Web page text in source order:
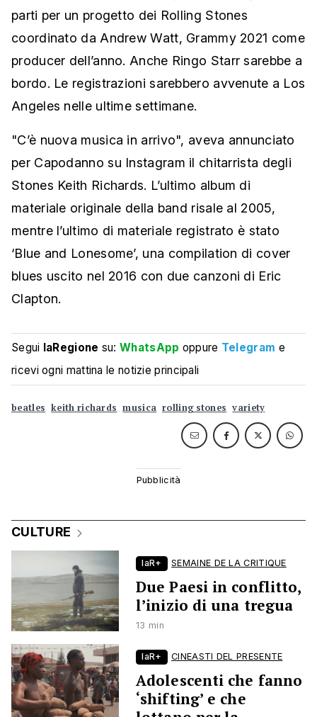
parti per un progetto dei Rolling Stones
coordinato da Andrew Watt, Grammy 2021 come
producer dell’anno. Anche Ringo Starr sarebbe a
bordo. Le registrazioni sarebbero avvenute a Los
Angeles nelle ultime settimane.
"C’è nuova musica in arrivo", aveva annunciato
per Capodanno su Instagram il chitarrista degli
Stones Keith Richards. L’ultimo album di
materiale originale della band risale al 2005,
mentre l’ultimo di materiale registrato è stato
‘Blue and Lonesome’, una compilation di cover
blues uscito nel 2016 con due canzoni di Eric
Clapton.
Segui laRegione su:WhatsApp oppure Telegram e
ricevi ogni mattina le notizie principali
beatles keith richards musica rolling stones variety
CULTURE
laR+ SEMAINE DE LA CRITIQUE
Due Paesi in conflitto,
l’inizio di una tregua
13 min
laR+ CINEASTI DEL PRESENTE
Adolescenti che fanno
‘shifting’ e che